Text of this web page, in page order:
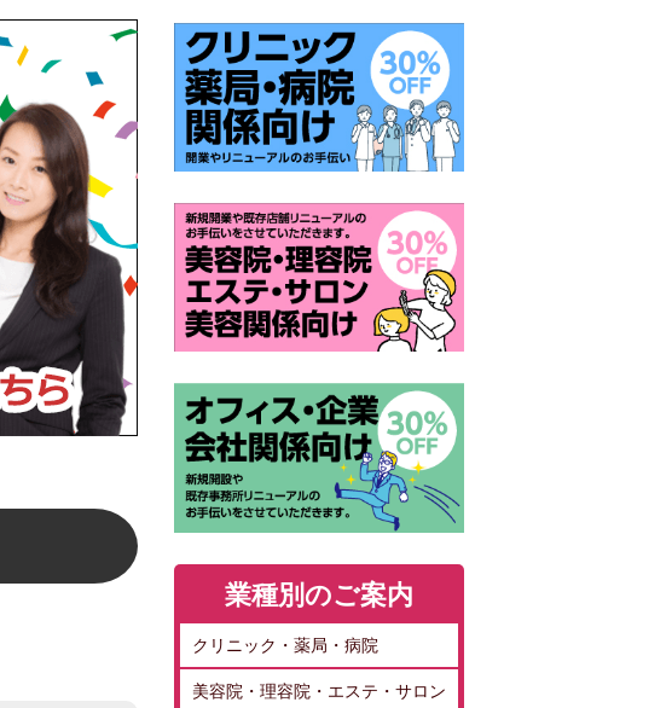
業種別のご案内
クリニック・薬局・病院
美容院・理容院・エステ・サロン